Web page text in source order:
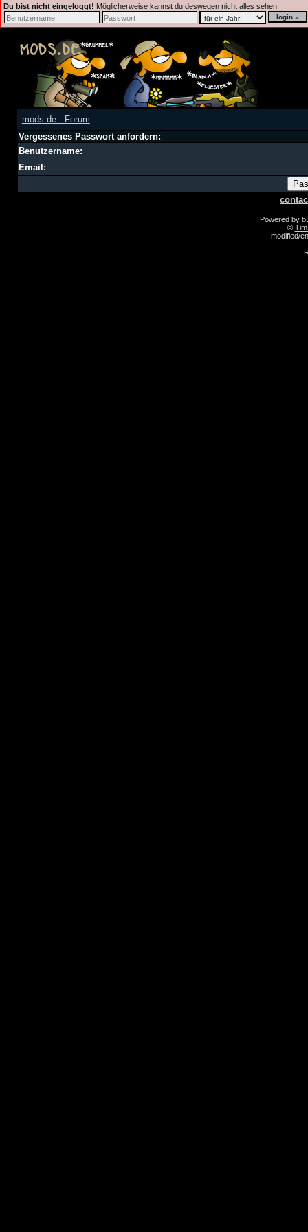
Du bist nicht eingeloggt! Möglicherweise kannst du deswegen nicht alles sehen.
mods.de - Forum
Vergessenes Passwort anfordern:
Benutzername:
Email:
Powered by
©
modified/